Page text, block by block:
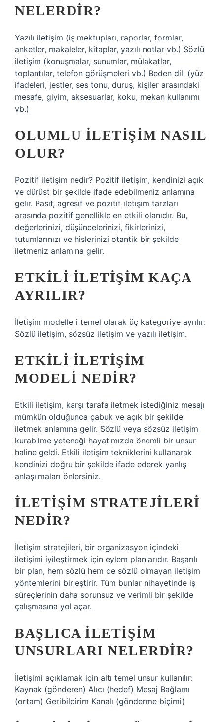
NELERDIR?
Yazılı iletişim (iş mektupları, raporlar, formlar,
anketler, makaleler, kitaplar, yazılı notlar vb.) Sözlü
iletişim (konuşmalar, sunumlar, mülakatlar,
toplantılar, telefon görüşmeleri vb.) Beden dili (yüz
ifadeleri, jestler, ses tonu, duruş, kişiler arasındaki
mesafe, giyim, aksesuarlar, koku, mekan kullanımı
vb.)
OLUMLU ILETIŞIM NASIL
OLUR?
Pozitif iletişim nedir? Pozitif iletişim, kendinizi açık
ve dürüst bir şekilde ifade edebilmeniz anlamına
gelir. Pasif, agresif ve pozitif iletişim tarzları
arasında pozitif genellikle en etkili olanıdır. Bu,
değerlerinizi, düşüncelerinizi, fikirlerinizi,
tutumlarınızı ve hislerinizi otantik bir şekilde
iletmeniz anlamına gelir.
ETKILI ILETIŞIM KAÇA
AYRILIR?
İletişim modelleri temel olarak üç kategoriye ayrılır:
Sözlü iletişim, sözsüz iletişim ve yazılı iletişim.
ETKILI ILETIŞIM
MODELI NEDIR?
Etkili iletişim, karşı tarafa iletmek istediğiniz mesajı
mümkün olduğunca çabuk ve açık bir şekilde
iletmek anlamına gelir. Sözlü veya sözsüz iletişim
kurabilme yeteneği hayatımızda önemli bir unsur
haline geldi. Etkili iletişim tekniklerini kullanarak
kendinizi doğru bir şekilde ifade ederek yanlış
anlaşılmaları önlersiniz.
İLETIŞIM STRATEJILERI
NEDIR?
İletişim stratejileri, bir organizasyon içindeki
iletişimi iyileştirmek için eylem planlarıdır. Başarılı
bir plan, hem sözlü hem de sözlü olmayan iletişim
yöntemlerini birleştirir. Tüm bunlar nihayetinde iş
süreçlerinin daha sorunsuz ve verimli bir şekilde
çalışmasına yol açar.
BAŞLICA ILETIŞIM
UNSURLARI NELERDIR?
İletişimi açıklamak için altı temel unsur kullanılır:
Kaynak (gönderen) Alıcı (hedef) Mesaj Bağlamı
(ortam) Geribildirim Kanalı (gönderme biçimi)